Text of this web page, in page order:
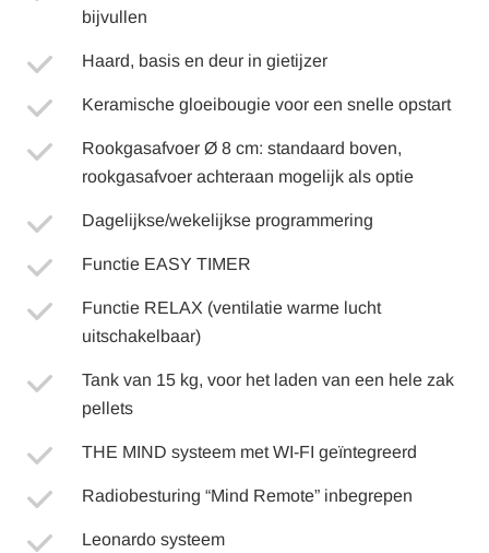
bijvullen
Haard, basis en deur in gietijzer
Keramische gloeibougie voor een snelle opstart
Rookgasafvoer Ø 8 cm: standaard boven,
rookgasafvoer achteraan mogelijk als optie
Dagelijkse/wekelijkse programmering
Functie EASY TIMER
Functie RELAX (ventilatie warme lucht
uitschakelbaar)
Tank van 15 kg, voor het laden van een hele zak
pellets
THE MIND systeem met WI-FI geïntegreerd
Radiobesturing “Mind Remote” inbegrepen
Leonardo systeem